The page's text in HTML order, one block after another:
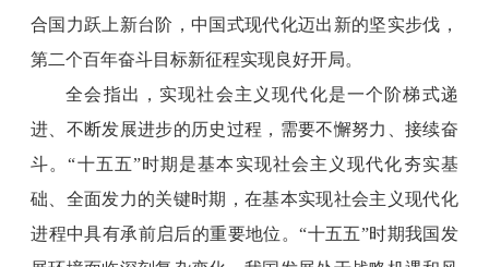
合国力跃上新台阶，中国式现代化迈出新的坚实步伐，
第二个百年奋斗目标新征程实现良好开局。
全会指出，实现社会主义现代化是一个阶梯式递
进、不断发展进步的历史过程，需要不懈努力、接续奋
斗。“十五五”时期是基本实现社会主义现代化夯实基
础、全面发力的关键时期，在基本实现社会主义现代化
进程中具有承前启后的重要地位。“十五五”时期我国发